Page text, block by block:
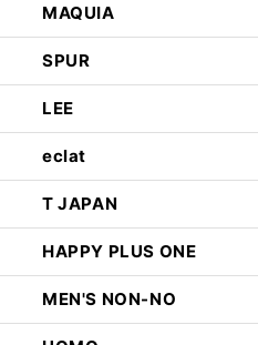
MAQUIA
SPUR
LEE
eclat
T JAPAN
HAPPY PLUS ONE
MEN'S NON-NO